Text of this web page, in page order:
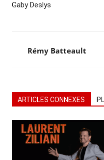
Gaby Deslys
Rémy Batteault
ARTICLES CONNEXES